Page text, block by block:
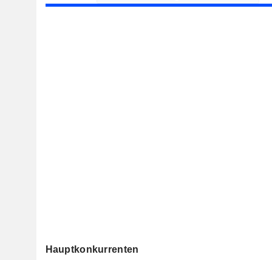
Hauptkonkurrenten